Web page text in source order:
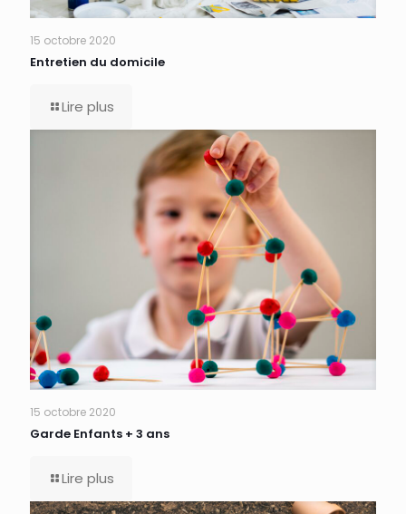
15 octobre 2020
Entretien du domicile
Lire plus
15 octobre 2020
Garde Enfants + 3 ans
Lire plus